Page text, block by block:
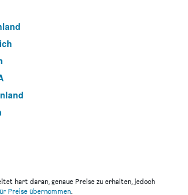
hart daran, genaue Preise zu erhalten, jedoch
Preise übernommen.